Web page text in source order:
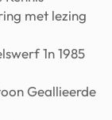
met lezing
1n 1985
Geallieerde